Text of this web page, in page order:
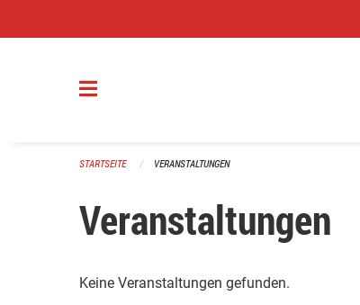
STARTSEITE VERANSTALTUNGEN
Veranstaltungen
Keine Veranstaltungen gefunden.